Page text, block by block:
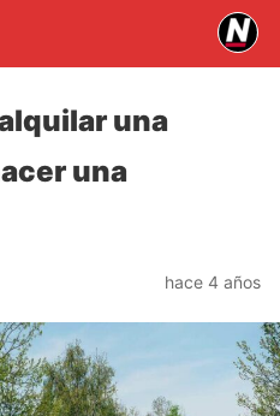
una
una
hace 4 años